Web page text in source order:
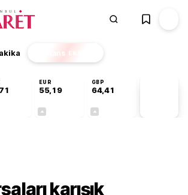
Finans EKSTRA
EUR
55,19
GBP
64,41
karışık